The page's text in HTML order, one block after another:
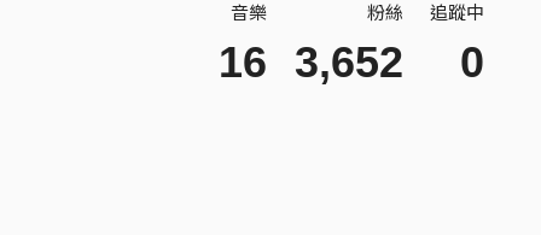
音樂
16
粉絲
3,652
追蹤中
0